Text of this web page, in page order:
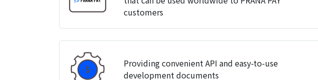
customers
Providing convenient API and easy-to-use
development documents